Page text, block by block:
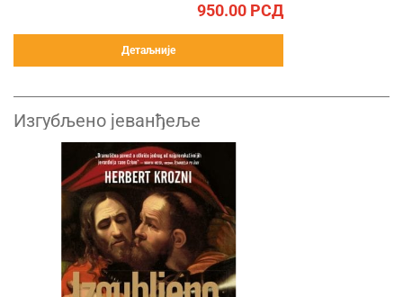
950.00 РСД
Детаљније
Изгубљено јеванђеље